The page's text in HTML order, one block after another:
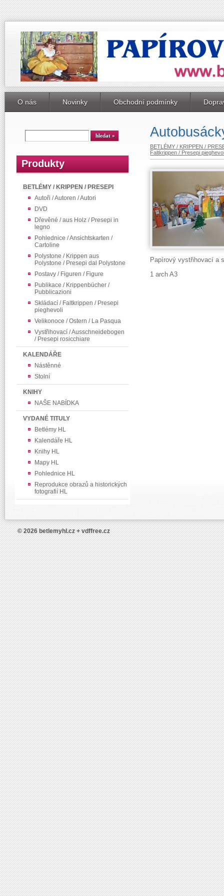
O nás Novinky Obchodní podmínky
Produkty
BETLÉMY / KRIPPEN / PRESEPI
Autoři / Autoren / Autori
DVD
Dřevěné / aus Holz / Presepi in
legno
Pohlednice / Ansichtskarten /
Cartoline
Polystone / Krippen aus
Polystone / Presepi dal Polystone
Postavy / Figuren / Figure
Publikace / Krippenbücher /
Pubblicazioni
Skládací / Faltkrippen / Presepi
pieghevoli
Velikonoce / Ostern / La Pasqua
Vystřihovací / Ausschneidebogen
/ Presepi rosicchiare
KALENDÁŘE
Nástěnné
Stolní
KNIHY
NAŠE NABÍDKA
VYDANÉ TITULY
Betlémy HL
Kalendáře HL
Knihy HL
Mapy HL
Pohlednice HL
Reprodukce obrazů a historických
fotografií HL
BETLÉMY / KRIPPEN /
Faltkrippen / Presepi
Papírový vystřihovací a
1 arch A3
© 2026 betlemyhl.cz + vdffree.cz